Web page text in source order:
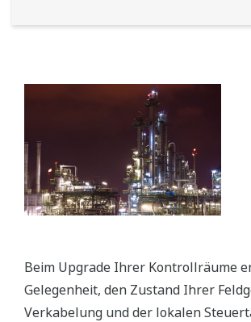
Beim Upgrade Ihrer Kontrollräume
Gelegenheit, den Zustand Ihrer
Verkabelung und der lokalen